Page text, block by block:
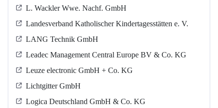
L. Wackler Wwe. Nachf. GmbH
Landesverband Katholischer Kindertagesstätten e. V.
LANG Technik GmbH
Leadec Management Central Europe BV & Co. KG
Leuze electronic GmbH + Co. KG
Lichtgitter GmbH
Logica Deutschland GmbH & Co. KG